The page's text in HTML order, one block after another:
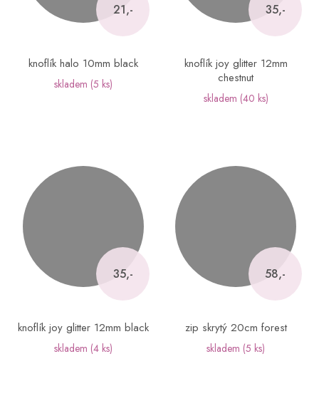
21,-
knoflík halo 10mm black
skladem (5 ks)
35,-
knoflík joy glitter 12mm
chestnut
skladem (40 ks)
35,-
knoflík joy glitter 12mm black
skladem (4 ks)
58,-
zip skrytý 20cm forest
skladem (5 ks)